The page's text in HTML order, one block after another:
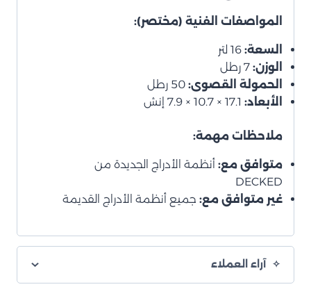
المواصفات الفنية (مختصر):
السعة:
الوزن:
الحمولة القصوى:
الأبعاد:
ملاحظات مهمة:
متوافق مع: أنظمة الأدراج الجديدة من
DECKED
غير متوافق مع: جميع أنظمة الأدراج القديمة
آراء العملاء